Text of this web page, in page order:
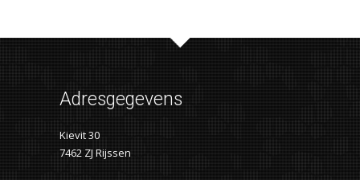
Adresgegevens
Kievit 30
7462 ZJ Rijssen